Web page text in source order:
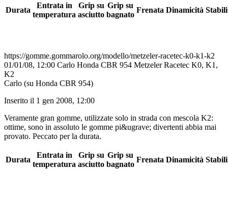
Durata
Entrata in
temperatura
Grip su
asciutto
Grip su
bagnato
Frenata Dinamicità
https://gomme.gommarolo.org/modello/metzeler-racetec-k0-k1-k2
01/01/08, 12:00 Carlo Honda CBR 954 Metzeler Racetec K0, K1,
K2
Carlo (su Honda CBR 954)
Inserito il 1 gen 2008, 12:00
Veramente gran gomme, utilizzate solo in strada con mescola K2:
ottime, sono in assoluto le gomme pi&ugrave; divertenti abbia mai
provato. Peccato per la durata.
Durata
Entrata in
temperatura
Grip su
asciutto
Grip su
bagnato
Frenata Dinamicità